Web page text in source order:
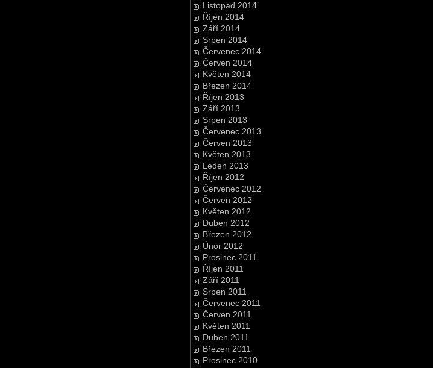
Listopad 2014
Říjen 2014
Září 2014
Srpen 2014
Červenec 2014
Červen 2014
Květen 2014
Březen 2014
Říjen 2013
Září 2013
Srpen 2013
Červenec 2013
Červen 2013
Květen 2013
Leden 2013
Říjen 2012
Červenec 2012
Červen 2012
Květen 2012
Duben 2012
Březen 2012
Únor 2012
Prosinec 2011
Říjen 2011
Září 2011
Srpen 2011
Červenec 2011
Červen 2011
Květen 2011
Duben 2011
Březen 2011
Prosinec 2010